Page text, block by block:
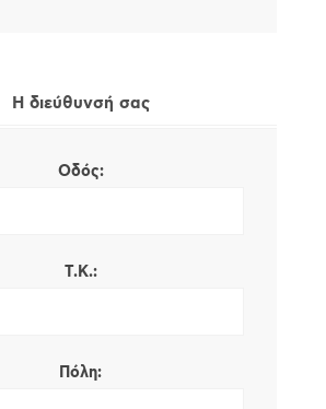
Η διεύθυνσή σας
Οδός:
Τ.Κ.:
Πόλη: